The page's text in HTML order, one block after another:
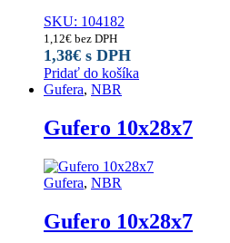
SKU: 104182
1,12€ bez DPH
1,38€ s DPH
Pridať do košíka
Gufera, NBR
Gufero 10x28x7
Gufera, NBR
Gufero 10x28x7